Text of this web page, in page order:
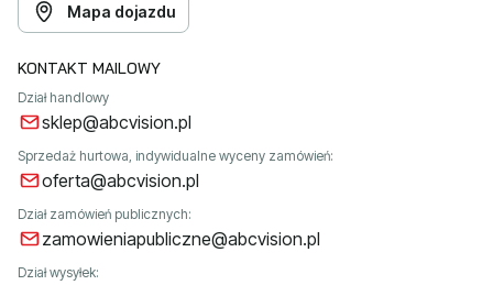
Mapa dojazdu
KONTAKT MAILOWY
Dział handlowy
sklep@abcvision.pl
Sprzedaż hurtowa, indywidualne wyceny zamówień:
oferta@abcvision.pl
Dział zamówień publicznych:
zamowieniapubliczne@abcvision.pl
Dział wysyłek: